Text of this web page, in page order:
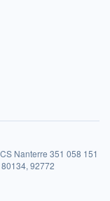
Nanterre 351 058 151
92772